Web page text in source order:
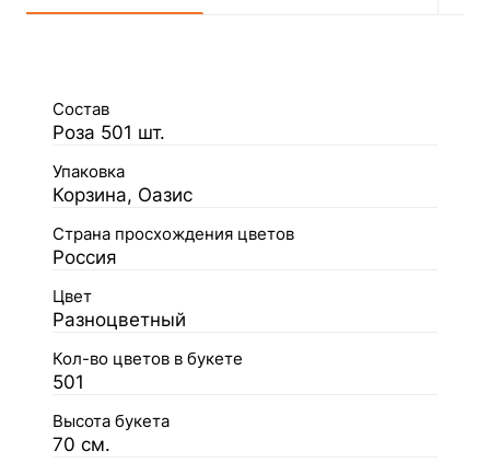
Состав
Роза 501 шт.
Упаковка
Корзина, Оазис
Страна просхождения цветов
Россия
Цвет
Разноцветный
Кол-во цветов в букете
501
Высота букета
70 см.